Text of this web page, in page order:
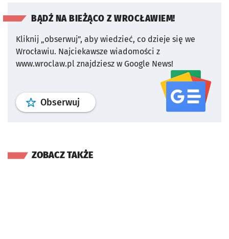
BĄDŹ NA BIEŻĄCO Z WROCŁAWIEM!
Kliknij „obserwuj”, aby wiedzieć, co dzieje się we
Wrocławiu. Najciekawsze wiadomości z
www.wroclaw.pl znajdziesz w Google News!
Obserwuj profil serwisu
ZOBACZ TAKŻE